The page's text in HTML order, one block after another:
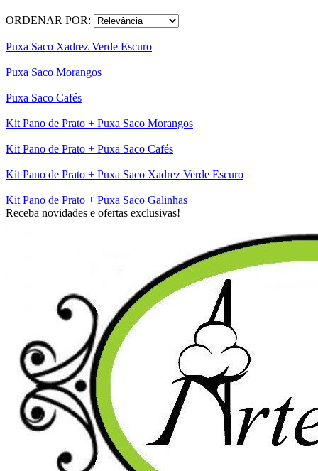
ORDENAR POR:
Puxa Saco Xadrez Verde Escuro
Puxa Saco Morangos
Puxa Saco Cafés
Kit Pano de Prato + Puxa Saco Morangos
Kit Pano de Prato + Puxa Saco Cafés
Kit Pano de Prato + Puxa Saco Xadrez Verde Escuro
Kit Pano de Prato + Puxa Saco Galinhas
Receba novidades e ofertas exclusivas!